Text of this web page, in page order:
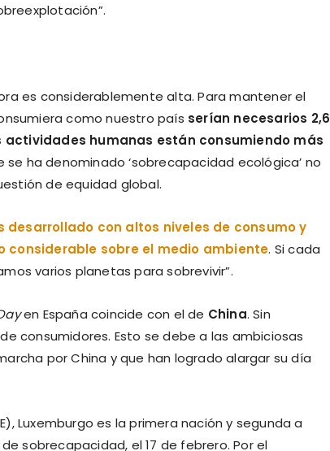
es considerablemente alta. Para mantener el
como nuestro país serían necesarios 2,6
actividades humanas están consumiendo más
se ha denominado ‘sobrecapacidad ecológica’ no
de equidad global.
desarrollado con altos niveles de consumo y
considerable sobre el medio ambiente. Si cada
varios planetas para sobrevivir”.
en España coincide con el de China. Sin
consumidores. Esto se debe a las ambiciosas
por China y que han logrado alargar su día
Luxemburgo es la primera nación y segunda a
sobrecapacidad, el 17 de febrero. Por el